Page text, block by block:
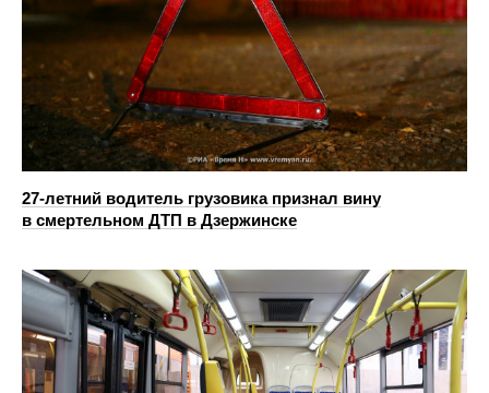
27-летний водитель грузовика признал вину
в смертельном ДТП в Дзержинске